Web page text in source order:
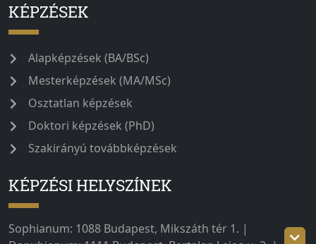
KÉPZÉSEK
Alapképzések (BA/BSc)
Mesterképzések (MA/MSc)
Osztatlan képzések
Doktori képzések (PhD)
Szakirányú továbbképzések
KÉPZÉSI HELYSZÍNEK
Sophianum: 1088 Budapest, Mikszáth tér 1. |